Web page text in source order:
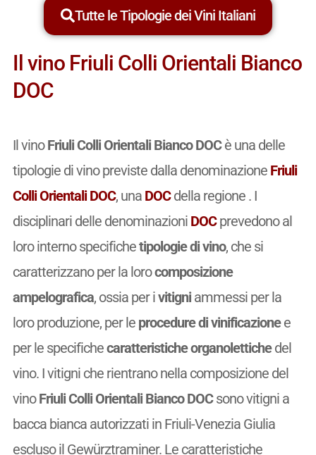
Tutte le Tipologie dei Vini Italiani
Il vino Friuli Colli Orientali Bianco
DOC
Il vinoFriuli Colli Orientali Bianco DOCè una delle
tipologie di vino previste dalla denominazione Friuli
Colli Orientali DOC, una DOCdella regione . I
disciplinari delle denominazioni DOCprevedono al
loro interno specifichetipologie di vino, che si
caratterizzano per la lorocomposizione
ampelografica, ossia per ivitigniammessi per la
loro produzione, per le procedure di vinificazionee
per le specifichecaratteristiche organolettichedel
vino. I vitigni che rientrano nella composizione del
vinoFriuli Colli Orientali Bianco DOCsono vitigni a
bacca bianca autorizzati in Friuli-Venezia Giulia
escluso il Gewürztraminer. Le caratteristiche